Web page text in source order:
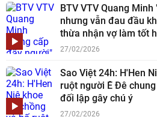
BTV VTV Quang
nhưng vẫn đau đầu
thừa nhận vợ làm tốt
27/02/2026
Sao Việt 24h: H'Hen
ruột người Ê Đê
đối lập gây chú ý
27/02/2026